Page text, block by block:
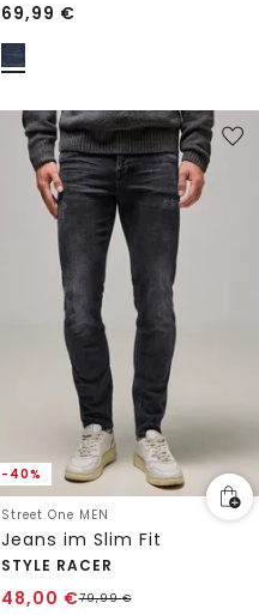
69,99 €
-40%
Street One MEN
Jeans im Slim Fit
STYLE RACER
48,00 €79,99€